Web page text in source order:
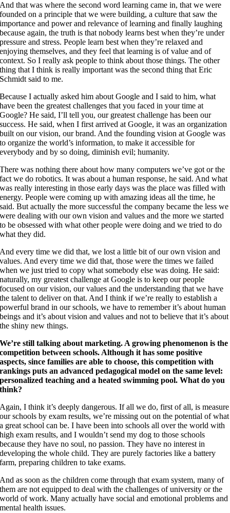
And that was where the second word learning came in, that we were
founded on a principle that we were building, a culture that saw the
importance and power and relevance of learning and finally laughing
because again, the truth is that nobody learns best when they’re under
pressure and stress. People learn best when they’re relaxed and
enjoying themselves, and they feel that learning is of value and of
context. So I really ask people to think about those things. The other
thing that I think is really important was the second thing that Eric
Schmidt said to me.
Because I actually asked him about Google and I said to him, what
have been the greatest challenges that you faced in your time at
Google? He said, I’ll tell you, our greatest challenge has been our
success. He said, when I first arrived at Google, it was an organization
built on our vision, our brand. And the founding vision at Google was
to organize the world’s information, to make it accessible for
everybody and by so doing, diminish evil; humanity.
There was nothing there about how many computers we’ve got or the
fact we do robotics. It was about a human response, he said. And what
was really interesting in those early days was the place was filled with
energy. People were coming up with amazing ideas all the time, he
said. But actually the more successful the company became the less we
were dealing with our own vision and values and the more we started
to be obsessed with what other people were doing and we tried to do
what they did.
And every time we did that, we lost a little bit of our own vision and
values. And every time we did that, those were the times we failed
when we just tried to copy what somebody else was doing. He said:
naturally, my greatest challenge at Google is to keep our people
focused on our vision, our values and the understanding that we have
the talent to deliver on that. And I think if we’re really to establish a
powerful brand in our schools, we have to remember it’s about human
beings and it’s about vision and values and not to believe that it’s about
the shiny new things.
We’re still talking about marketing. A growing phenomenon is the
competition between schools. Although it has some positive
aspects, since families are able to choose, this competition with
rankings puts an advanced pedagogical model on the same level:
personalized teaching and a heated swimming pool. What do you
think?
Again, I think it’s deeply dangerous. If all we do, first of all, is measure
our schools by exam results, we’re missing out on the potential of what
a great school can be. I have been into schools all over the world with
high exam results, and I wouldn’t send my dog to those schools
because they have no soul, no passion. They have no interest in
developing the whole child. They are purely factories like a battery
farm, preparing children to take exams.
And as soon as the children come through that exam system, many of
them are not equipped to deal with the challenges of university or the
world of work. Many actually have social and emotional problems and
mental health issues.